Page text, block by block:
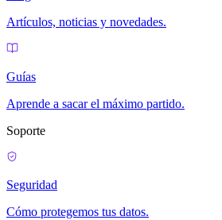
Artículos, noticias y novedades.
Guías
Aprende a sacar el máximo partido.
Soporte
Seguridad
Cómo protegemos tus datos.